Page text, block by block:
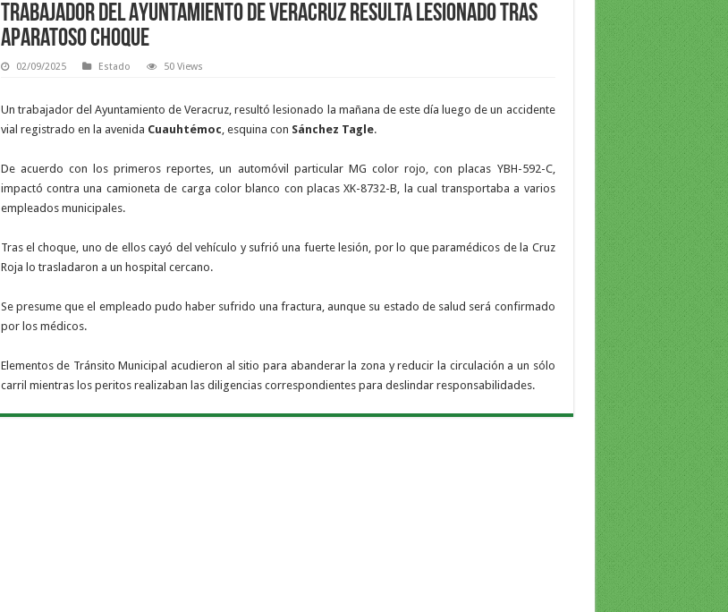
Trabajador del Ayuntamiento de Veracruz resulta lesionado tras
aparatoso choque
02/09/2025 Estado 50 Views
Un trabajador del Ayuntamiento de Veracruz, resultó lesionado la mañana de este día luego de un accidente
vial registrado en la avenida Cuauhtémoc , esquina con Sánchez Tagle.
De acuerdo con los primeros reportes, un automóvil particular MG color rojo, con placas YBH-592-C,
impactó contra una camioneta de carga color blanco con placas XK-8732-B, la cual transportaba a varios
empleados municipales.
Tras el choque, uno de ellos cayó del vehículo y sufrió una fuerte lesión, por lo que paramédicos de la Cruz
Roja lo trasladaron a un hospital cercano.
Se presume que el empleado pudo haber sufrido una fractura, aunque su estado de salud será confirmado
por los médicos.
Elementos de Tránsito Municipal acudieron al sitio para abanderar la zona y reducir la circulación a un sólo
carril mientras los peritos realizaban las diligencias correspondientes para deslindar responsabilidades.